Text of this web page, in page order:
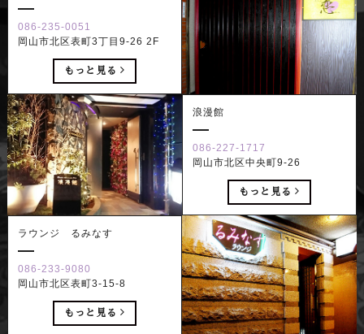
086-235-0051
岡山市北区表町3丁目9-26 2F
もっと見る
浪漫館
086-227-1717
岡山市北区中央町9-26
もっと見る
ラウンジ るみなす
086-233-9080
岡山市北区表町3-15-8
もっと見る